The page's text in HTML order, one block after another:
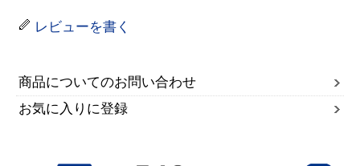
レビューを書く
商品についてのお問い合わせ
お気に入りに登録